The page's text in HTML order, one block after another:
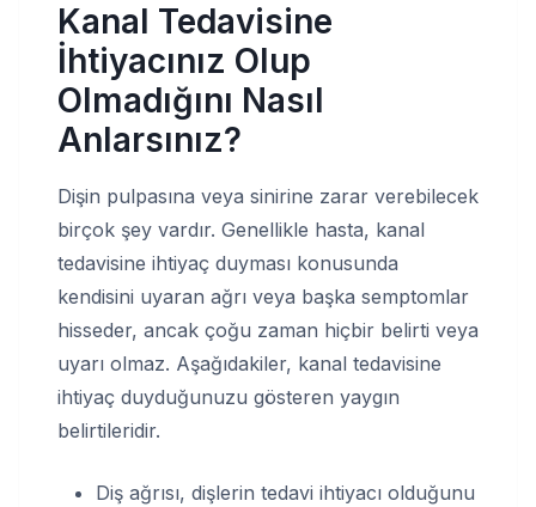
Kanal Tedavisine
İhtiyacınız Olup
Olmadığını Nasıl
Anlarsınız?
Dişin pulpasına veya sinirine zarar verebilecek
birçok şey vardır. Genellikle hasta, kanal
tedavisine ihtiyaç duyması konusunda
kendisini uyaran ağrı veya başka semptomlar
hisseder, ancak çoğu zaman hiçbir belirti veya
uyarı olmaz. Aşağıdakiler, kanal tedavisine
ihtiyaç duyduğunuzu gösteren yaygın
belirtileridir.
Diş ağrısı, dişlerin tedavi ihtiyacı olduğunu